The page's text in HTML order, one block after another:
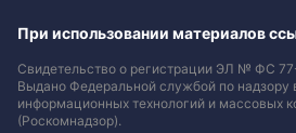
При использовании материалов
Свидетельство о регистрации ЭЛ № ФС
Выдано Федеральной службой по надзору
информационных технологий и массовых
(Роскомнадзор).